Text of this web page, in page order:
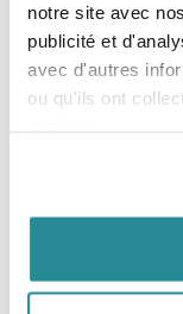
notre site avec
publicité et
avec d'autres
ou qu'ils ont